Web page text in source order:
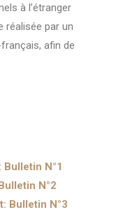
à l’étranger
réalisée par un
afin de
N°1
N°2
Bulletin N°3